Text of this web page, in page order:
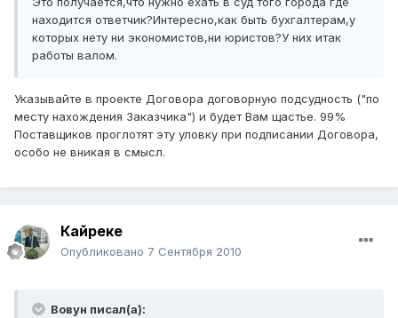
находится ответчик?Интересно,как быть бухгалтерам,у
которых нету ни экономистов,ни юристов?У них итак
работы валом.
Указывайте в проекте Договора договорную подсудность ("по
месту нахождения Заказчика") и будет Вам щастье. 99%
Поставщиков проглотят эту уловку при подписании Договора,
особо не вникая в смысл.
Кайреке
Опубликовано 7 Сентября 2010
Вовун писал(а):